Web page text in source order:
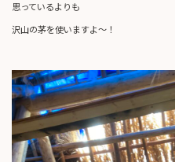
思っているよりも
沢山の茅を使いますよ～！